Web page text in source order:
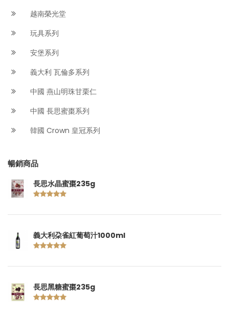
越南榮光堂
玩具系列
安堡系列
義大利 瓦倫多系列
中國 燕山明珠甘栗仁
中國 長思蜜棗系列
韓國 Crown 皇冠系列
暢銷商品
長思水晶蜜棗235g
義大利朶雀紅葡萄汁1000ml
長思黑糖蜜棗235g